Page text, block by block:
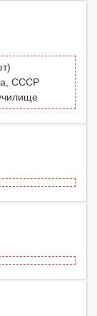
СССР